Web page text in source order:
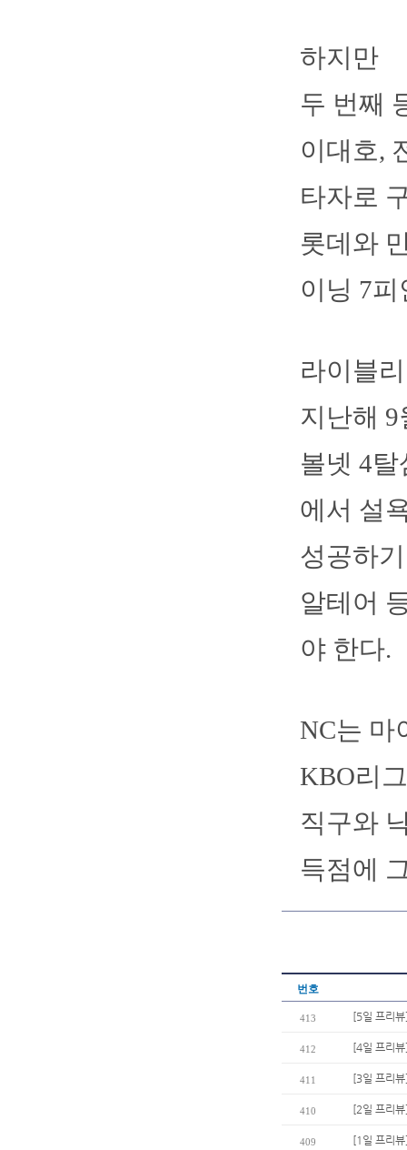
하지만
두 번째
이대호,
타자로
롯데와
이닝 7
라이블
지난해
볼넷 4
에서 설
성공하
알테어
야 한다.
NC는 마
KBO리
직구와
득점에
번호
413 [5일 프리
412 [4일 프리뷰
411 [3일 프리
410 [2일 프리
409 [1일 프리